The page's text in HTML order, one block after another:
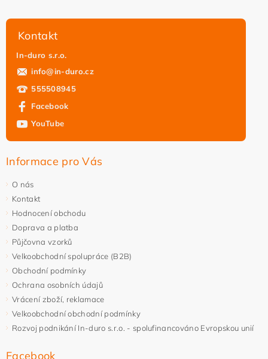
Kontakt
In-duro s.r.o.
info@in-duro.cz
555508945
Facebook
YouTube
Informace pro Vás
O nás
Kontakt
Hodnocení obchodu
Doprava a platba
Půjčovna vzorků
Velkoobchodní spolupráce (B2B)
Obchodní podmínky
Ochrana osobních údajů
Vrácení zboží, reklamace
Velkoobchodní obchodní podmínky
Rozvoj podnikání In-duro s.r.o. - spolufinancováno Evropskou unií
Facebook